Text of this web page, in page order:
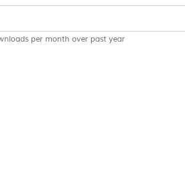
per month over past year